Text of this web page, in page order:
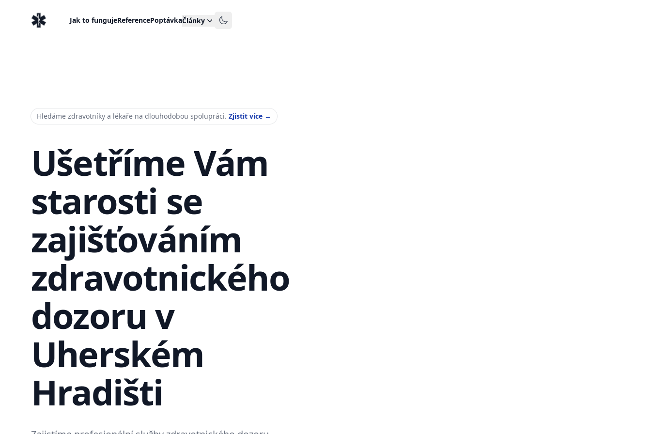
EventMedic.czJak to fungujeReferencePoptávkaČlánky Toggle dark mode
Hledáme zdravotníky a lékaře na dlouhodobou spolupráci. Zjistit více →
Ušetříme Vám
starosti se
zajišťováním
zdravotnického
dozoru v
Uherském
Hradišti